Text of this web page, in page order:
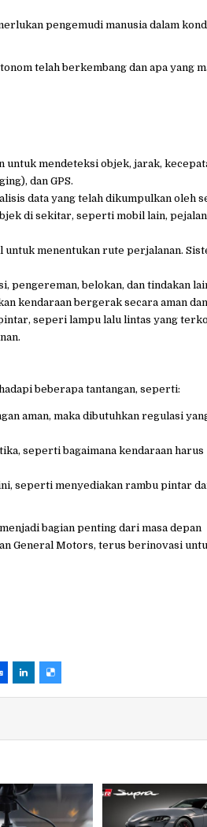
pengemudi manusia dalam
telah berkembang dan apa yang
untuk mendeteksi objek, jarak,
dan GPS.
data yang telah dikumpulkan oleh
di sekitar, seperti mobil lain,
untuk menentukan rute perjalanan.
pengereman, belokan, dan tindakan
kendaraan bergerak secara aman
seperi lampu lalu lintas yang
beberapa tantangan, seperti:
aman, maka dibutuhkan regulasi
seperti bagaimana kendaraan harus
seperti menyediakan rambu pintar
bagian penting dari masa depan
General Motors, terus berinovasi